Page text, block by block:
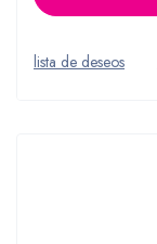
lista de deseos